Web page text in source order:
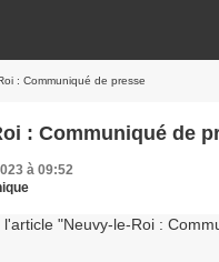
: Communiqué de presse
: Communiqué de
à 09:52